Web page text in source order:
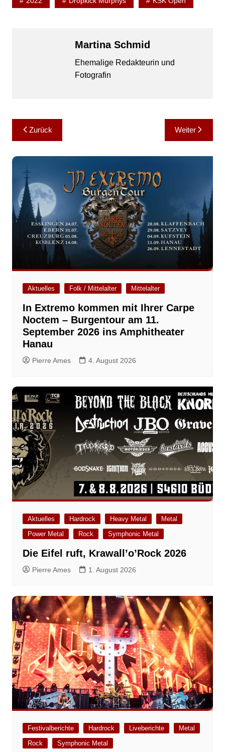
Martina Schmid
Ehemalige Redakteurin und
Fotografin
Beitragsnavigation
Zurück Weiter
Aktuelles Folk / Mittelalter Mittelalter
In Extremo kommen mit Ihrer Carpe
Noctem – Burgentour am 11.
September 2026 ins Amphitheater
Hanau
Pierre Ames 4. August 2026
Aktuelles Hardrock Heavy Metal
Metal
Power Metal
Rock Symphonic Metal
Die Eifel ruft, Krawall’o’Rock 2026
Pierre Ames 1. August 2026
Festivalberichte Hardrock Liveberichte
Metal
Rock
Symphonic Metal